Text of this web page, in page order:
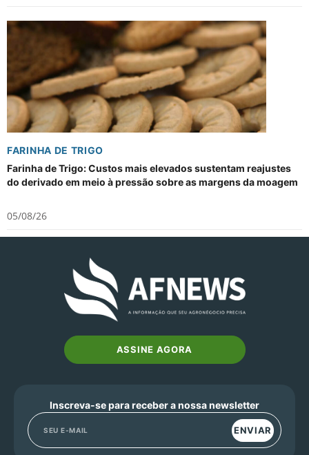
FARINHA DE TRIGO
Farinha de Trigo: Custos mais elevados sustentam reajustes
do derivado em meio à pressão sobre as margens da moagem
05/08/26
ASSINE AGORA
Inscreva-se para receber a nossa newsletter
ENVIAR